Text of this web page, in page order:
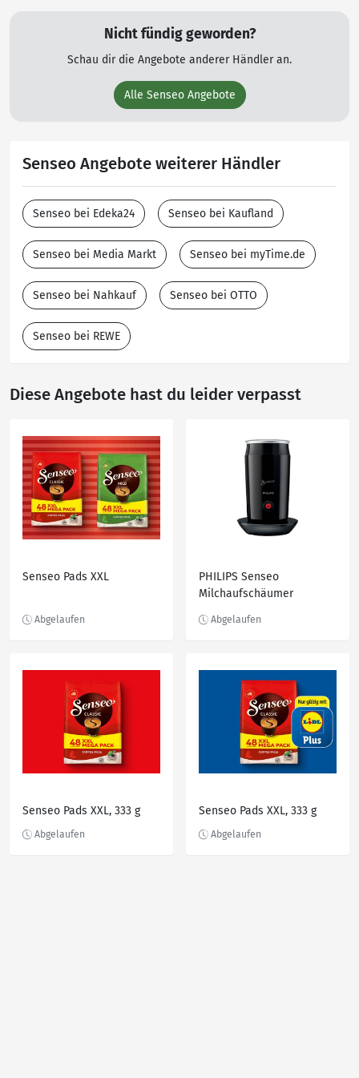
Nicht fündig geworden?
Schau dir die Angebote anderer Händler an.
Alle Senseo Angebote
Senseo Angebote weiterer Händler
Senseo bei Edeka24 Senseo bei Kaufland
Senseo bei Media Markt Senseo bei myTime.de
Senseo bei Nahkauf Senseo bei OTTO
Senseo bei REWE
Diese Angebote hast du leider verpasst
Senseo Pads XXL
PHILIPS Senseo
Milchaufschäumer
Senseo Pads XXL, 333 g Senseo Pads XXL, 333 g